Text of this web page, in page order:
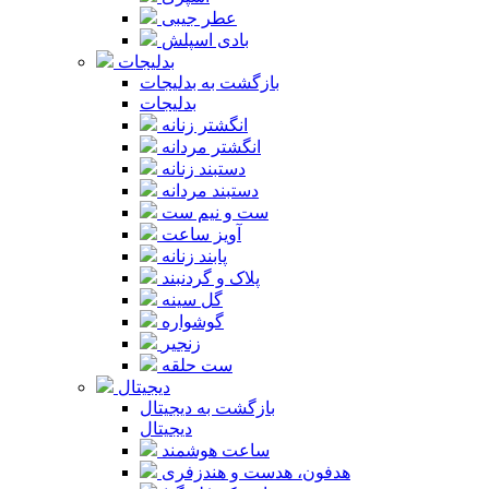
عطر جیبی
بادی اسپلش
بدلیجات
بازگشت به بدلیجات
بدلیجات
انگشتر زنانه
انگشتر مردانه
دستبند زنانه
دستبند مردانه
ست و نیم ست
آویز ساعت
پابند زنانه
پلاک و گردنبند
گل سینه
گوشواره
زنجیر
ست حلقه
دیجیتال
بازگشت به دیجیتال
دیجیتال
ساعت هوشمند
هدفون، هدست و هندزفری